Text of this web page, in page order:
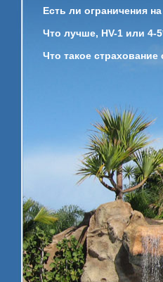
Есть ли ограничения
Что лучше, HV-1 или 4-
Что такое страхование